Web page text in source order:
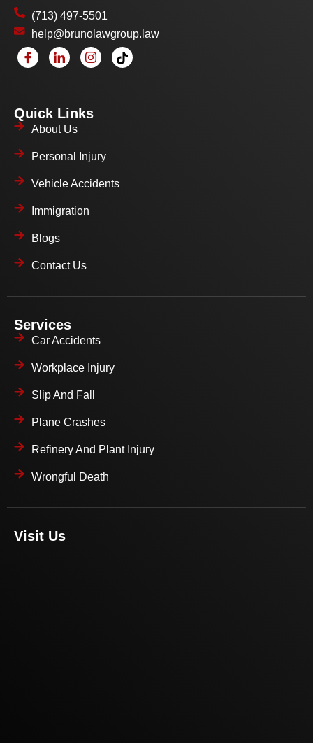
(713) 497-5501
help@brunolawgroup.law
Quick Links
About Us
Personal Injury
Vehicle Accidents
Immigration
Blogs
Contact Us
Services
Car Accidents
Workplace Injury
Slip And Fall
Plane Crashes
Refinery And Plant Injury
Wrongful Death
Visit Us